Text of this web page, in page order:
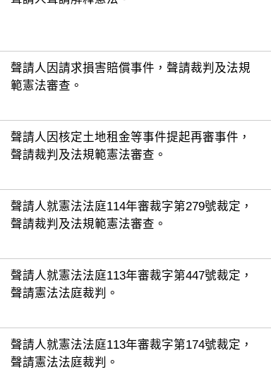
聲請人因請求損害賠償事件，聲請裁判及法規
範憲法審查。
聲請人因核定土地租金等事件提起再審事件，
聲請裁判及法規範憲法審查。
聲請人就憲法法庭114年審裁字第279號裁定，
聲請裁判及法規範憲法審查。
聲請人就憲法法庭113年審裁字第447號裁定，
聲請憲法法庭裁判。
聲請人就憲法法庭113年審裁字第174號裁定，
聲請憲法法庭裁判。